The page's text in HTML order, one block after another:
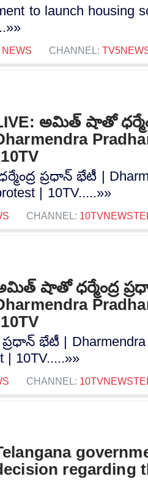
to launch housing
NEWS CHANNEL:
అమిత్‌ షాతో
ప్రధాన్‌ భేటీ |
| 10TV.....»»
CHANNEL:
షాతో ధర్మేంద్ర
భేటీ | Dharmendra
| 10TV.....»»
CHANNEL:
regarding